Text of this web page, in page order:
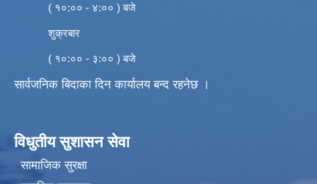
( १०:०० - ४:०० ) बजे
शुक्रबार
( १०:०० - ३:०० ) बजे
सार्वजनिक बिदाका दिन कार्यालय बन्द रहनेछ ।
विधुतीय सुशासन सेवा
सामाजिक सुरक्षा